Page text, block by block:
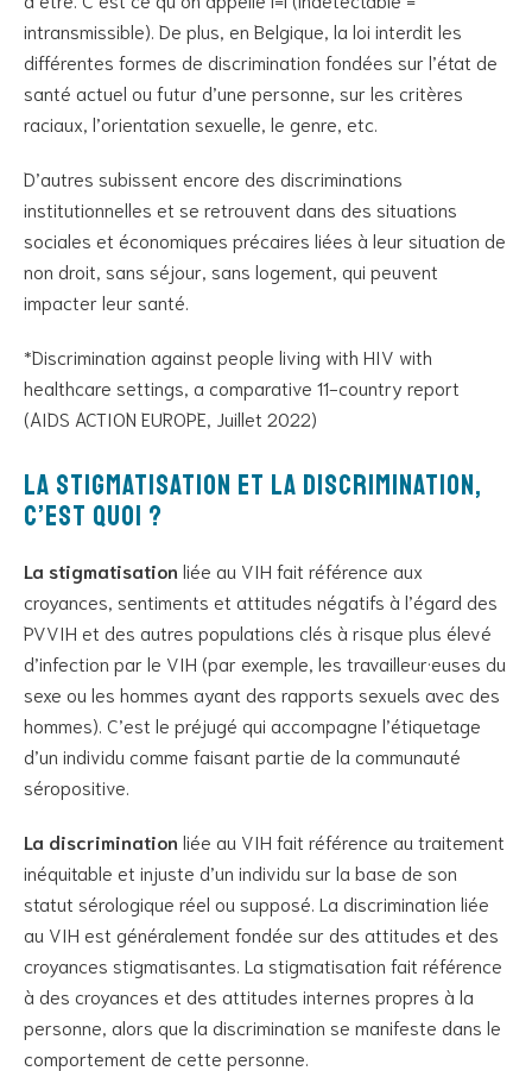
intransmissible). De plus, en Belgique, la loi interdit les
différentes formes de discrimination fondées sur l’état de
santé actuel ou futur d’une personne, sur les critères
raciaux, l’orientation sexuelle, le genre, etc.
D’autres subissent encore des discriminations
institutionnelles et se retrouvent dans des situations
sociales et économiques précaires liées à leur situation de
non droit, sans séjour, sans logement, qui peuvent
impacter leur santé.
*Discrimination against people living with HIV with
healthcare settings, a comparative 11-country report
(AIDS ACTION EUROPE, Juillet 2022)
La stigmatisation et la discrimination,
c’est quoi ?
La stigmatisation liée au VIH fait référence aux
croyances, sentiments et attitudes négatifs à l’égard des
PVVIH et des autres populations clés à risque plus élevé
d’infection par le VIH (par exemple, les travailleur·euses du
sexe ou les hommes ayant des rapports sexuels avec des
hommes). C’est le préjugé qui accompagne l’étiquetage
d’un individu comme faisant partie de la communauté
séropositive.
La discrimination liée au VIH fait référence au traitement
inéquitable et injuste d’un individu sur la base de son
statut sérologique réel ou supposé. La discrimination liée
au VIH est généralement fondée sur des attitudes et des
croyances stigmatisantes. La stigmatisation fait référence
à des croyances et des attitudes internes propres à la
personne, alors que la discrimination se manifeste dans le
comportement de cette personne.